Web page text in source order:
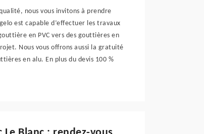
nous vous invitons à prendre
est capable d’effectuer les travaux
en PVC vers des gouttières en
Nous vous offrons aussi la gratuité
en alu. En plus du devis 100 %